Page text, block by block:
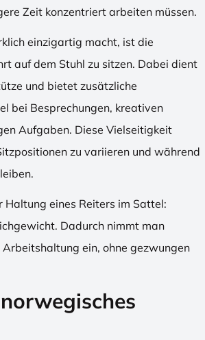
Zeit konzentriert arbeiten müssen.
einzigartig macht, ist die
auf dem Stuhl zu sitzen. Dabei dient
und bietet zusätzliche
bei Besprechungen, kreativen
Aufgaben. Diese Vielseitigkeit
zu variieren und während
eines Reiters im Sattel:
Dadurch nimmt man
ein, ohne gezwungen